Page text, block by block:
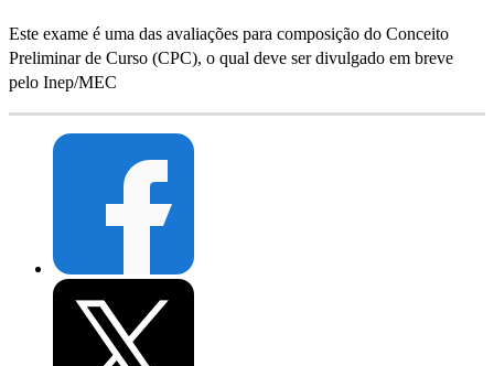
Este exame é uma das avaliações para composição do Conceito
Preliminar de Curso (CPC), o qual deve ser divulgado em breve
pelo Inep/MEC